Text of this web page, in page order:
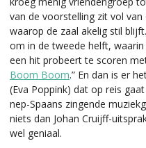
van de voorstelling zit vol
waarop de zaal akelig stil
om in de tweede helft, waarin
een hit probeert te scoren
Boom Boom.” En dan is er
(Eva Poppink) dat op reis
nep-Spaans zingende
niets dan Johan Cruijff-
wel geniaal.